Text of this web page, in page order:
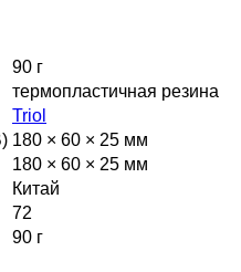
90 г
термопластичная резина
Triol
180 × 60 × 25 мм
180 × 60 × 25 мм
Китай
72
90 г